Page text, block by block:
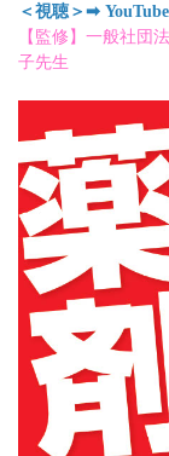
＜視聴＞➡
【監修】一般社団
子先生